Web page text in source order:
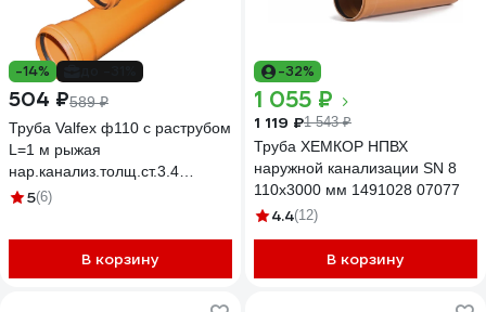
-14%
504 ₽589 ₽
Труба Valfex ф110 с раструбом
L=1 м рыжая
нар.канализ.толщ.ст.3.4
301100100
5(6)
В корзину
-32%
1 055 ₽
1 119 ₽1 543 ₽
Труба ХЕМКОР НПВХ
наружной канализации SN 8
110x3000 мм 1491028 07077
4.4(12)
В корзину